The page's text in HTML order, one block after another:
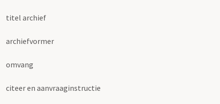
titel archief
archiefvormer
omvang
citeer en aanvraaginstructie